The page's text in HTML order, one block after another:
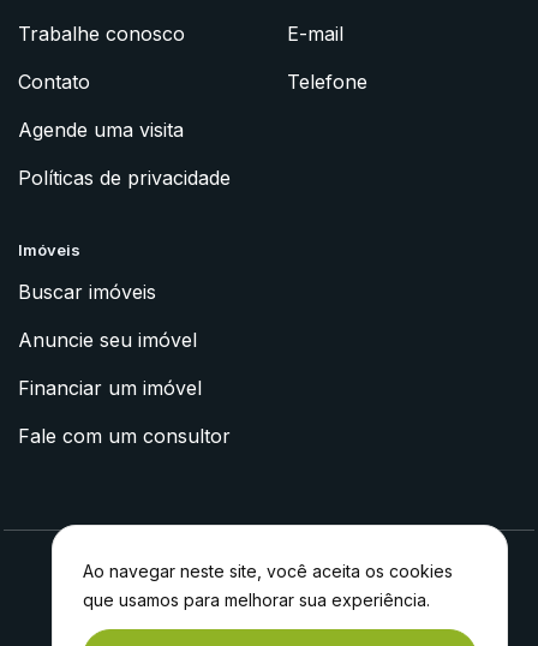
Trabalhe conosco
Contato
Agende uma visita
Políticas de privacidade
E-mail
Telefone
Imóveis
Buscar imóveis
Anuncie seu imóvel
Financiar um imóvel
Fale com um consultor
2023 © Apoyo Imóveis
Ao navegar neste site, você aceita os cookies
que usamos para melhorar sua experiência.